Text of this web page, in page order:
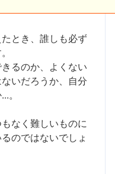
とき、誰しも必ず
るのか、よくない
いだろうか、自分
。
なく難しいものに
のではないでしょ